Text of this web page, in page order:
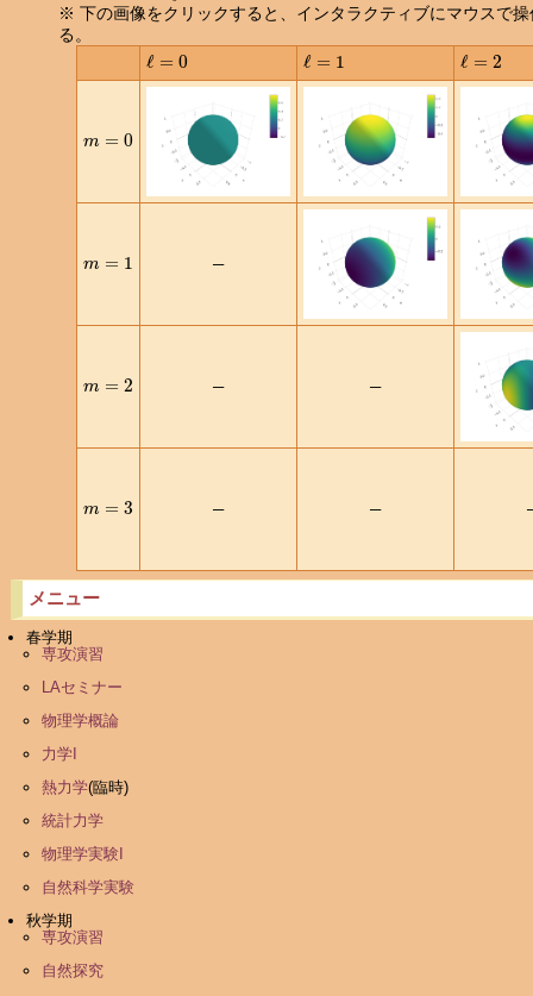
メニュー
春学期
専攻演習
LAセミナー
物理学概論
力学I
熱力学(臨時)
統計力学
物理学実験I
自然科学実験
秋学期
専攻演習
自然探究
※ 下の画像をクリックすると、インタラクティブにマウスで
る。
ℓ=0 ℓ=1 ℓ=2
─
─ ─
─ ─